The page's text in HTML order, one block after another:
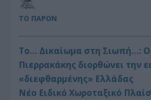
ΤΟ ΠΑΡΟΝ
Το… Δικαίωμα στη Σιωπή…: Ο
Πιερρακάκης διορθώνει την
«διεφθαρμένης» Ελλάδας
Νέο Ειδικό Χωροταξικό